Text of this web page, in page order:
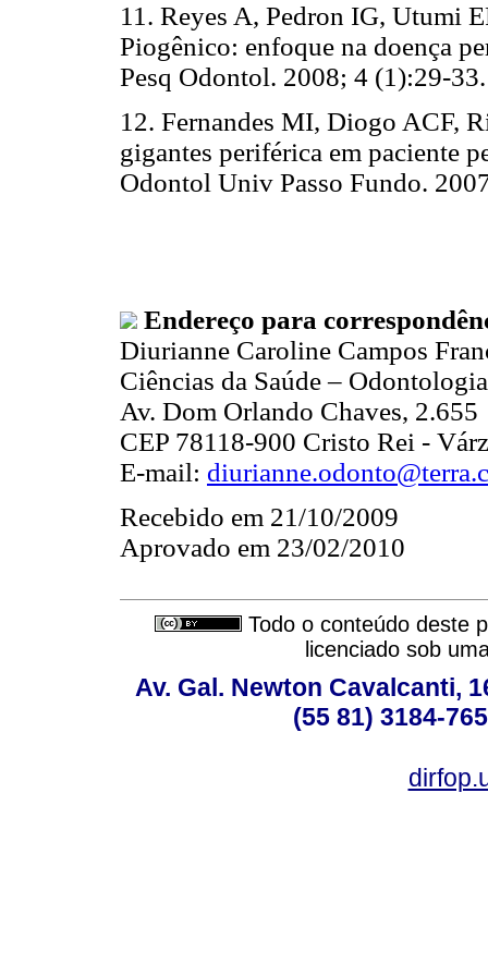
11. Reyes A, Pedron IG, Utumi
Piogênico: enfoque na doença
Pesq Odontol. 2008; 4
12. Fernandes MI, Diogo ACF,
gigantes periférica em paciente
Odontol Univ Passo Fundo.
Endereço para
Diurianne Caroline Campos
Ciências da Saúde –
Av. Dom Orlando Chaves, 2.655
CEP 78118-900 Cristo Rei -
E-mail:
Recebido em 21/10/2009
Aprovado em 23/02/2010
Todo o conteúdo deste
licenciado sob
Av. Gal. Newton Cavalcanti,
(55 81) 3184-